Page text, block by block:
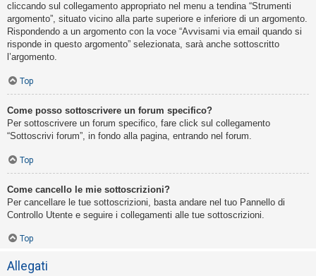
cliccando sul collegamento appropriato nel menu a tendina “Strumenti
argomento”, situato vicino alla parte superiore e inferiore di un argomento.
Rispondendo a un argomento con la voce “Avvisami via email quando si
risponde in questo argomento” selezionata, sarà anche sottoscritto
l’argomento.
Top
Come posso sottoscrivere un forum specifico?
Per sottoscrivere un forum specifico, fare click sul collegamento
“Sottoscrivi forum”, in fondo alla pagina, entrando nel forum.
Top
Come cancello le mie sottoscrizioni?
Per cancellare le tue sottoscrizioni, basta andare nel tuo Pannello di
Controllo Utente e seguire i collegamenti alle tue sottoscrizioni.
Top
Allegati